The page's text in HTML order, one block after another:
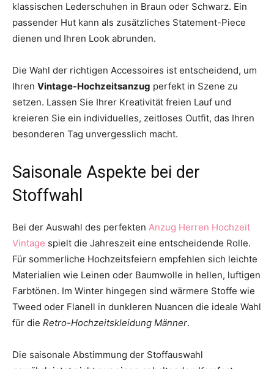
klassischen Lederschuhen in Braun oder Schwarz. Ein
passender Hut kann als zusätzliches Statement-Piece
dienen und Ihren Look abrunden.
Die Wahl der richtigen Accessoires ist entscheidend, um
Ihren Vintage-Hochzeitsanzug perfekt in Szene zu
setzen. Lassen Sie Ihrer Kreativität freien Lauf und
kreieren Sie ein individuelles, zeitloses Outfit, das Ihren
besonderen Tag unvergesslich macht.
Saisonale Aspekte bei der
Stoffwahl
Bei der Auswahl des perfekten Anzug Herren Hochzeit
Vintage spielt die Jahreszeit eine entscheidende Rolle.
Für sommerliche Hochzeitsfeiern empfehlen sich leichte
Materialien wie Leinen oder Baumwolle in hellen, luftigen
Farbtönen. Im Winter hingegen sind wärmere Stoffe wie
Tweed oder Flanell in dunkleren Nuancen die ideale Wahl
für die Retro-Hochzeitskleidung Männer.
Die saisonale Abstimmung der Stoffauswahl